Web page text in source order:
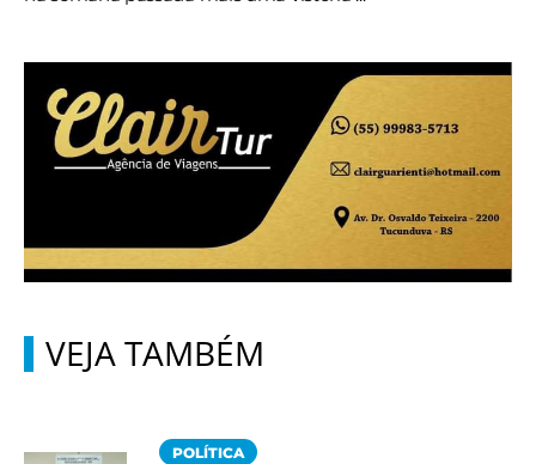
VEJA TAMBÉM
POLÍTICA